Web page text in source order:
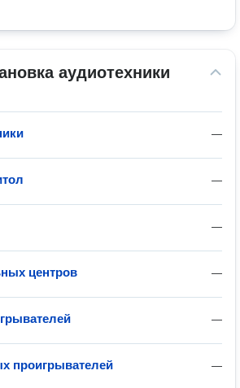
аудиотехники
—
—
—
—
центров
—
—
проигрывателей